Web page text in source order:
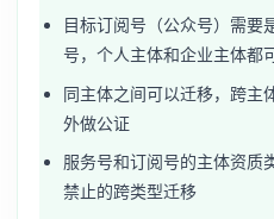
目标订阅号（公众号）需要
号，个人主体和企业主体都
同主体之间可以迁移，跨主
外做公证
服务号和订阅号的主体资质
禁止的跨类型迁移